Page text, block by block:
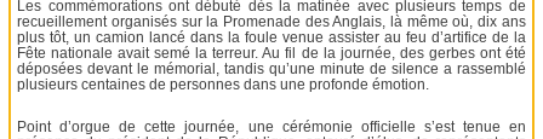
Les commémorations ont débuté dès la matinée avec plusieurs temps de
recueillement organisés sur la Promenade des Anglais, là même où, dix ans
plus tôt, un camion lancé dans la foule venue assister au feu d’artifice de la
Fête nationale avait semé la terreur. Au fil de la journée, des gerbes ont été
déposées devant le mémorial, tandis qu’une minute de silence a rassemblé
plusieurs centaines de personnes dans une profonde émotion.
Point d’orgue de cette journée, une cérémonie officielle s’est tenue en